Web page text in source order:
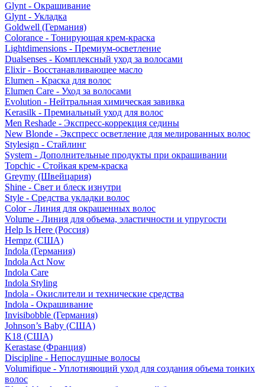
Glynt - Окрашивание
Glynt - Укладка
Goldwell (Германия)
Colorance - Тонирующая крем-краска
Lightdimensions - Премиум-осветление
Dualsenses - Комплексный уход за волосами
Elixir - Восстанавливающее масло
Elumen - Краска для волос
Elumen Care - Уход за волосами
Evolution - Нейтральная химическая завивка
Kerasilk - Премиальный уход для волос
Men Reshade - Экспресс-коррекция седины
New Blonde - Экспресс осветление для мелированных волос
Stylesign - Стайлинг
System - Дополнительные продукты при окрашивании
Topchic - Стойкая крем-краска
Greymy (Швейцария)
Shine - Свет и блеск изнутри
Style - Средства укладки волос
Color - Линия для окрашенных волос
Volume - Линия для объема, эластичности и упругости
Help Is Here (Россия)
Hempz (США)
Indola (Германия)
Indola Act Now
Indola Care
Indola Styling
Indola - Окислители и технические средства
Indola - Окрашивание
Invisibobble (Германия)
Johnson’s Baby (США)
K18 (США)
Kerastase (Франция)
Discipline - Непослушные волосы
Volumifique - Уплотняющий уход для создания объема тонких
волос